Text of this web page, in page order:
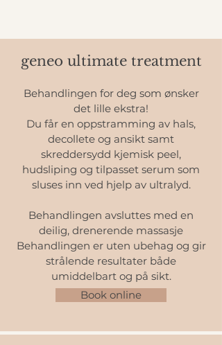
geneo ultimate treatment
Behandlingen for deg som ønsker
det lille ekstra!
Du får en oppstramming av hals,
decollete og ansikt samt
skreddersydd kjemisk peel,
hudsliping og tilpasset serum som
sluses inn ved hjelp av ultralyd.
Behandlingen avsluttes med en
deilig, drenerende massasje
Behandlingen er uten ubehag og gir
strålende resultater både
umiddelbart og på sikt.
Book online